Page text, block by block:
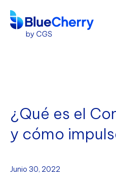
¿Qué es el
y cómo
Junio 30, 2022